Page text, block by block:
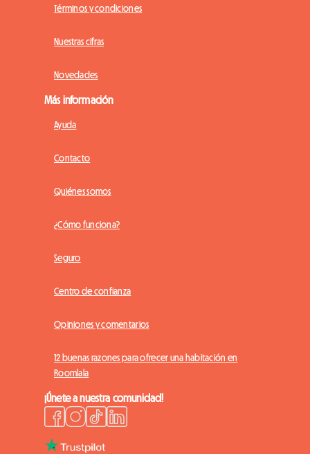
Términos y condiciones
Nuestras cifras
Novedades
Más información
Ayuda
Contacto
Quiénes somos
¿Cómo funciona?
Seguro
Centro de confianza
Opiniones y comentarios
12 buenas razones para ofrecer una habitación en
Roomlala
¡Únete a nuestra comunidad!